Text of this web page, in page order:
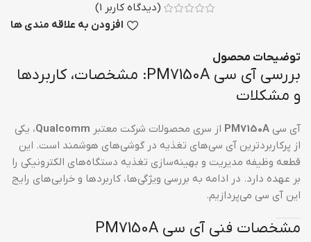
(دیدگاه کاربر 1
)
افزودن به علاقه مندی ها
توضیحات محصول
بررسی آی سی PM7150A: مشخصات، کاربردها
و مشکلات
آی سی PM7150A از سری محصولات شرکت معتبر Qualcomm، یکی
از پرکاربردترین آی سی‌های تغذیه در گوشی‌های هوشمند است. این
قطعه وظیفه مدیریت و بهینه‌سازی تغذیه دستگاه‌های الکترونیکی را
بر عهده دارد. در ادامه به بررسی ویژگی‌ها، کاربردها و خرابی‌های رایج
این آی سی می‌پردازیم.
مشخصات فنی آی سی PM7150A